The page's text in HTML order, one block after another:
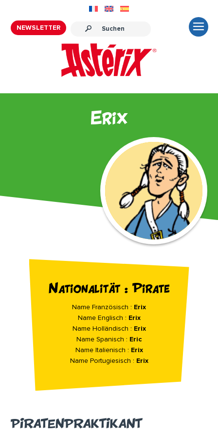
NEWSLETTER
Erix
Nationalität : Pirate
Name Französisch : Erix
Name Englisch : Erix
Name Holländisch : Erix
Name Spanisch : Eric
Name Italienisch : Erix
Name Portugiesisch : Erix
PIRATENPRAKTIKANT